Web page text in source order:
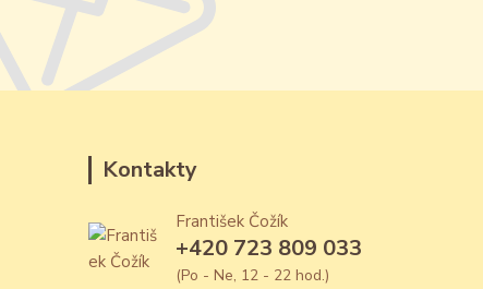
Kontakty
František Čožík
+420 723 809 033
(Po - Ne, 12 - 22 hod.)